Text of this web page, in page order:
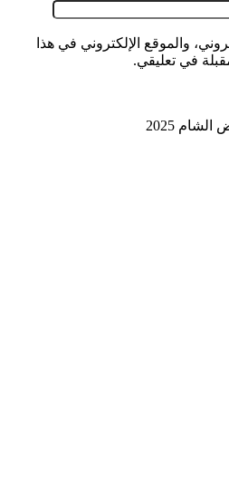
والموقع الإلكتروني في هذا
في تعليقي.
2025